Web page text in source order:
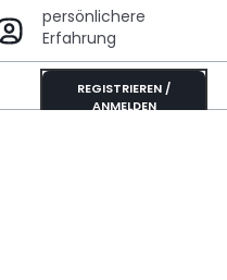
persönlichere
Erfahrung
REGISTRIEREN /
ANMELDEN